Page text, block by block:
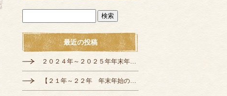
最近の投稿
２０２４年～２０２５年年末年始の定休日のお知らせ
【２１年～２２年 年末年始の営業のご案内】